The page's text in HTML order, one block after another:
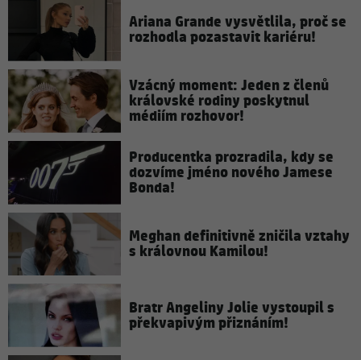
Ariana Grande vysvětlila, proč se
rozhodla pozastavit kariéru!
Vzácný moment: Jeden z členů
královské rodiny poskytnul
médiím rozhovor!
Producentka prozradila, kdy se
dozvíme jméno nového Jamese
Bonda!
Meghan definitivně zničila vztahy
s královnou Kamilou!
Bratr Angeliny Jolie vystoupil s
překvapivým přiznáním!